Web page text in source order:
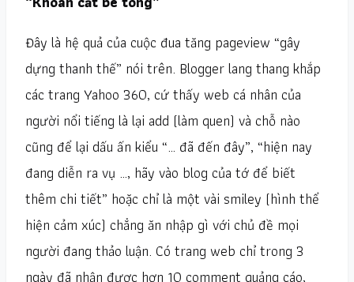
Đây là hệ quả của cuộc đua tăng pageview “gây
dựng thanh thế” nói trên. Blogger lang thang khắp
các trang Yahoo 360, cứ thấy web cá nhân của
người nổi tiếng là lại add (làm quen) và chỗ nào
cũng để lại dấu ấn kiểu “… đã đến đây”, “hiện nay
đang diễn ra vụ …, hãy vào blog của tớ để biết
thêm chi tiết” hoặc chỉ là một vài smiley (hình thể
hiện cảm xúc) chẳng ăn nhập gì với chủ đề mọi
người đang thảo luận. Có trang web chỉ trong 3
ngày đã nhận được hơn 10 comment quảng cáo,